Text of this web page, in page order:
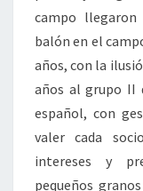
campo
balón en el
años, con la
años al grupo II
español, con
valer cada
intereses y
pequeños